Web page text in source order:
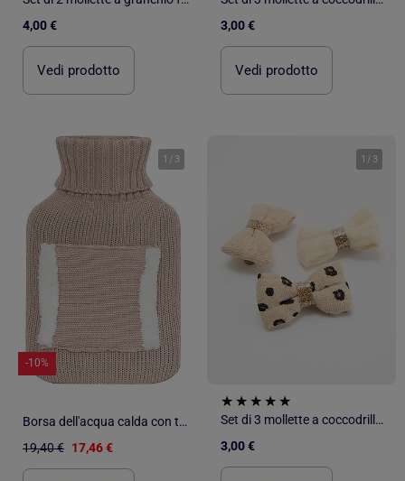
4,00 €
Vedi prodotto
3,00 €
Vedi prodotto
1 / 3
-10%
Borsa dell'acqua calda con tasca scaldamani
19,40 € 17,46 €
1 / 3
Set di 3 mollette a coccodrillo con fiocchi
3,00 €